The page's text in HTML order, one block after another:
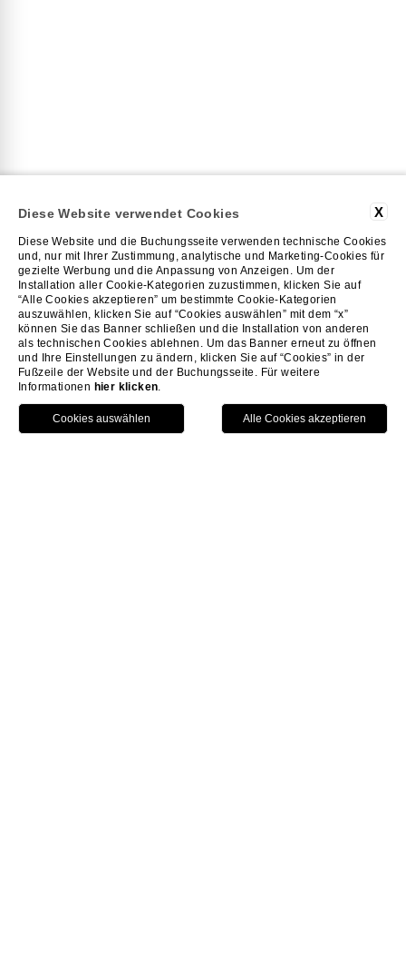
DER CHEF
Marco Marras ist der
Küchenchef der zweien
Restaurants Oseleta und
Cordevigo.
X
Diese Website verwendet Cookies
Diese Website und die Buchungsseite verwenden technische Cookies
und, nur mit Ihrer Zustimmung, analytische und Marketing-Cookies für
gezielte Werbung und die Anpassung von Anzeigen. Um der
Installation aller Cookie-Kategorien zuzustimmen, klicken Sie auf
“Alle Cookies akzeptieren” um bestimmte Cookie-Kategorien
auszuwählen, klicken Sie auf “Cookies auswählen” mit dem “x”
können Sie das Banner schließen und die Installation von anderen
als technischen Cookies ablehnen. Um das Banner erneut zu öffnen
und Ihre Einstellungen zu ändern, klicken Sie auf “Cookies” in der
Fußzeile der Website und der Buchungsseite. Für weitere
Informationen hier klicken.